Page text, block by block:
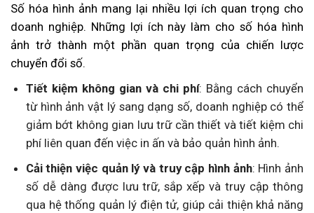
Số hóa hình ảnh mang lại nhiều lợi ích quan trọng cho
doanh nghiệp. Những lợi ích này làm cho số hóa hình
ảnh trở thành một phần quan trọng của chiến lược
chuyển đổi số.
Tiết kiệm không gian và chi phí: Bằng cách chuyển
từ hình ảnh vật lý sang dạng số, doanh nghiệp có thể
giảm bớt không gian lưu trữ cần thiết và tiết kiệm chi
phí liên quan đến việc in ấn và bảo quản hình ảnh.
Cải thiện việc quản lý và truy cập hình ảnh: Hình ảnh
số dễ dàng được lưu trữ, sắp xếp và truy cập thông
qua hệ thống quản lý điện tử, giúp cải thiện khả năng